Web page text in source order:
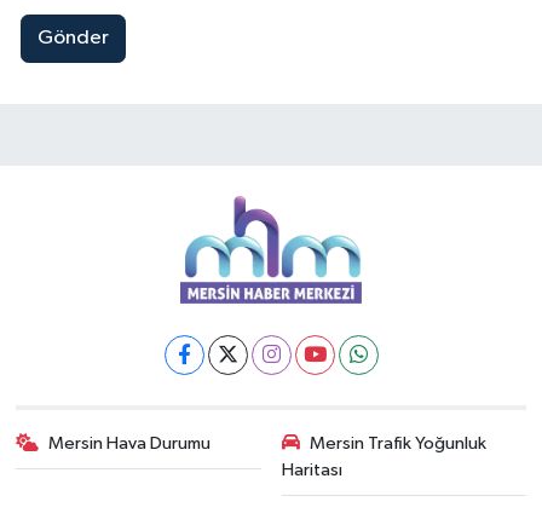
Gönder
Mersin Hava Durumu
Mersin Trafik Yoğunluk
Haritası